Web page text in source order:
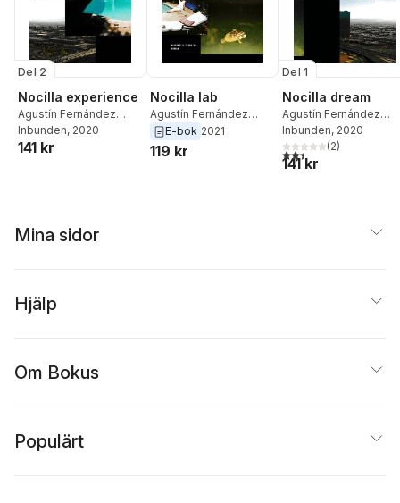
Del 2
Nocilla experience
Agustín Fernández
Mallo
Inbunden, 2020
141 kr
Nocilla lab
Agustín Fernández
MalloE-bok 2021
119 kr
Del 1
Nocilla dream
Agustín Fernández
Mallo
Inbunden, 2020
2,5utav 5 stjärnor.
(2)
141 kr
Mina sidor
Hjälp
Om Bokus
Populärt